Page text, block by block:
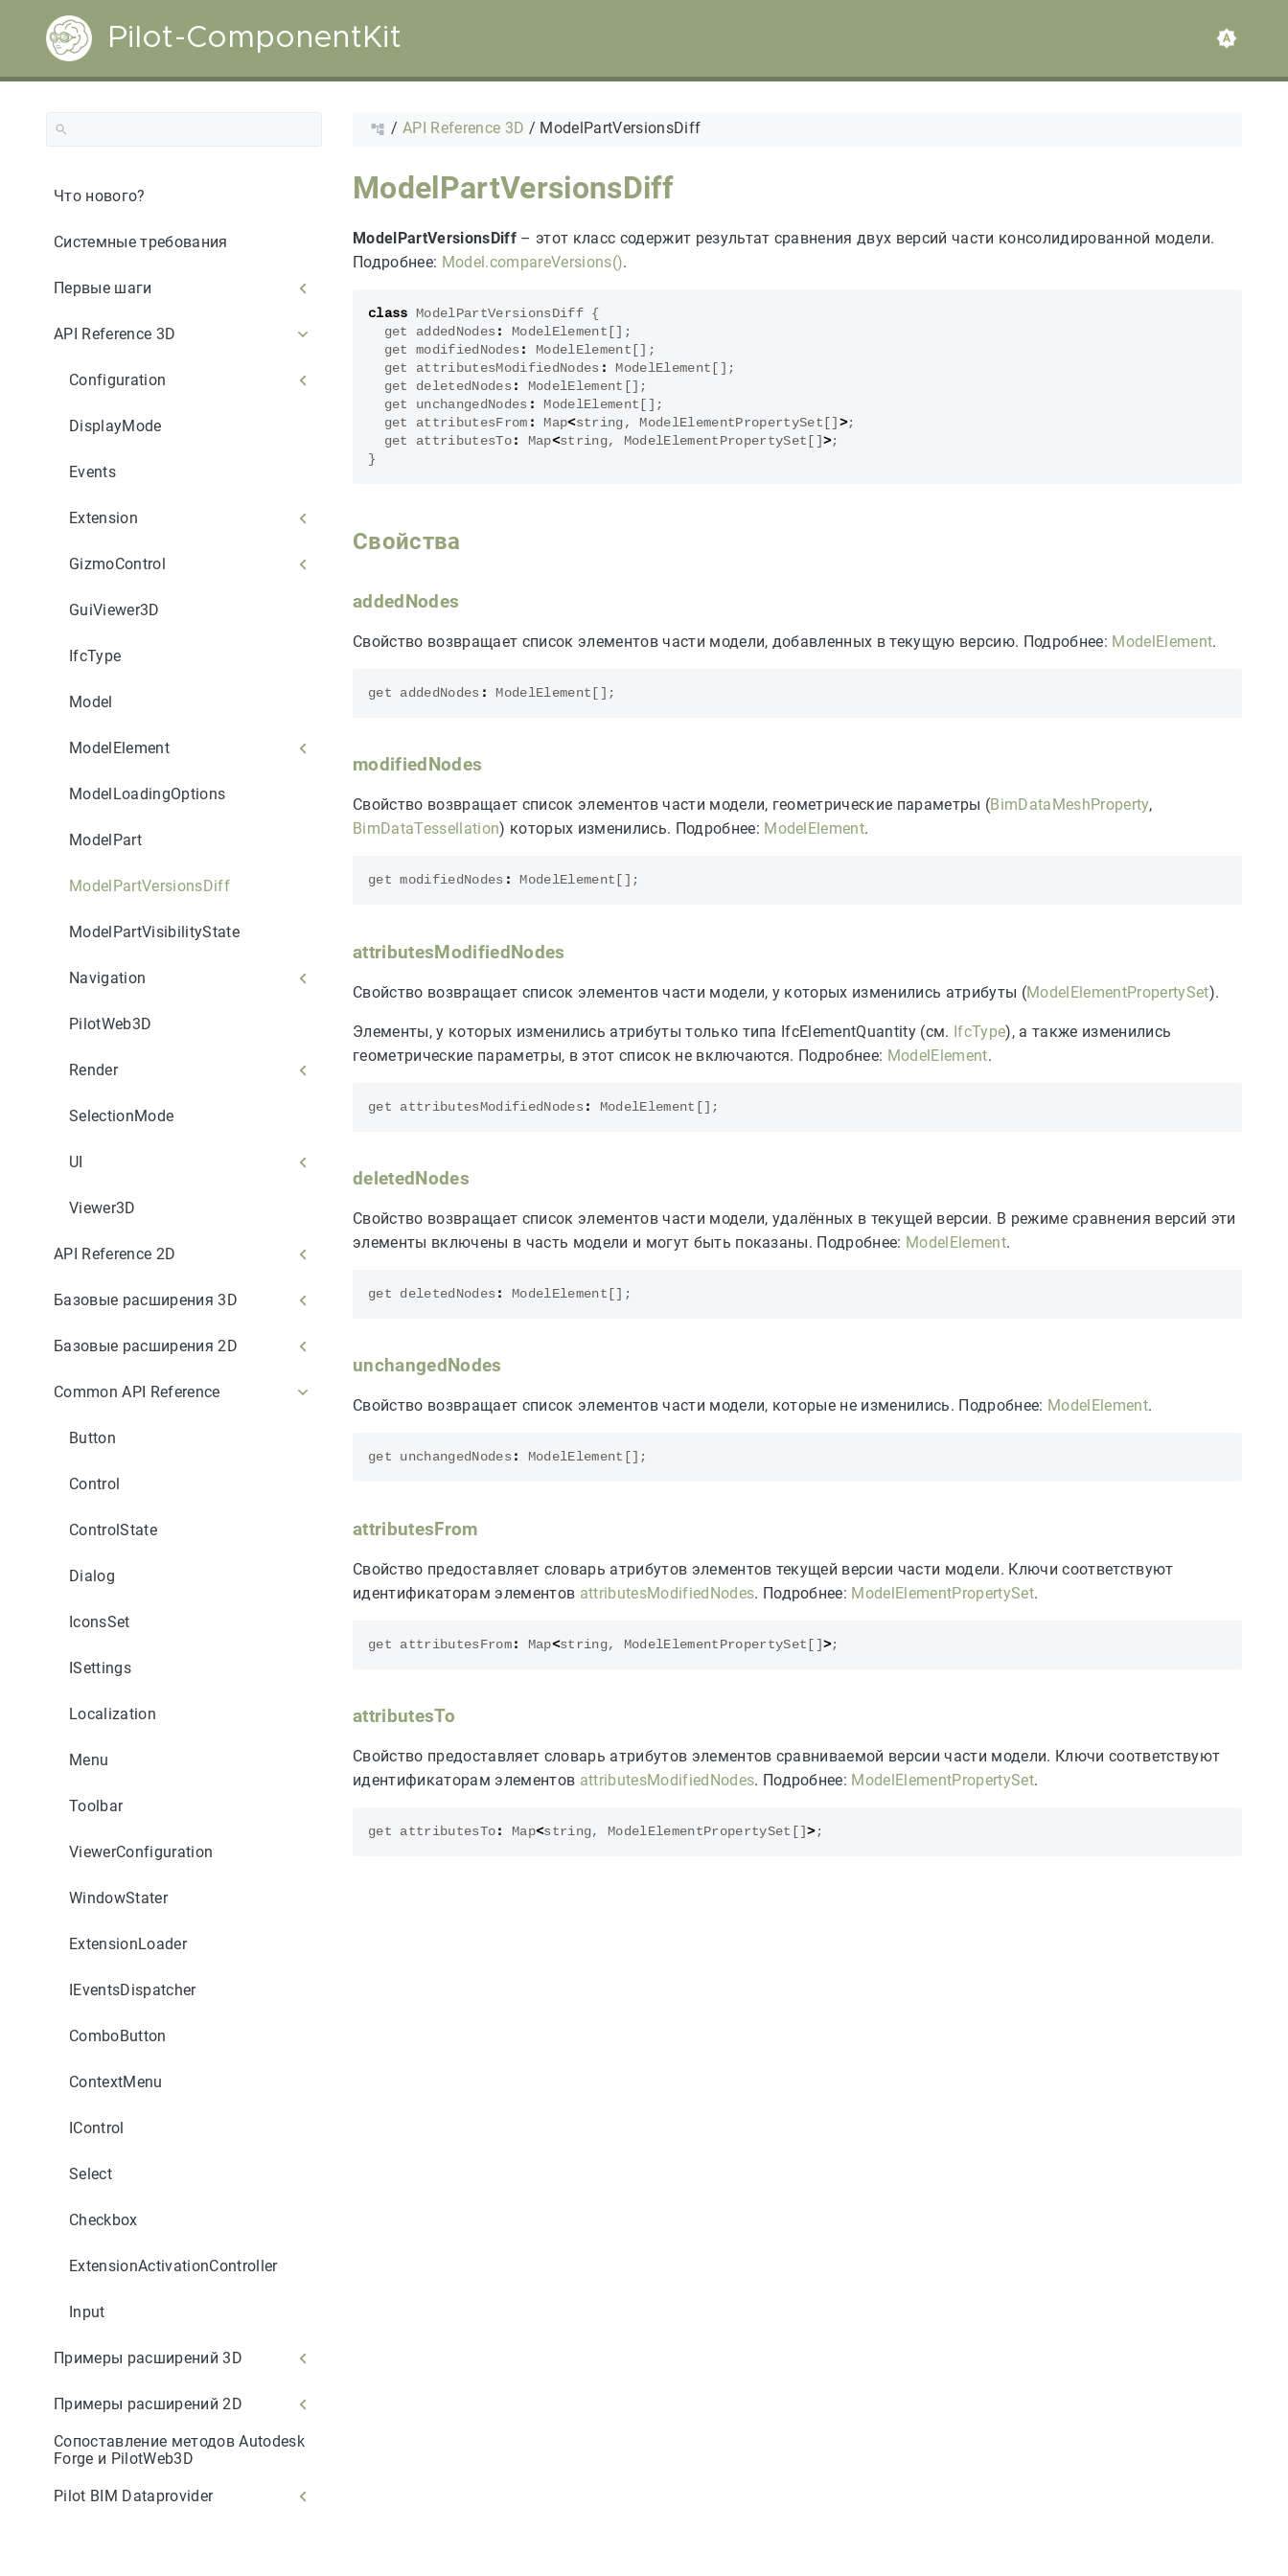
Pilot-ComponentKit
Что нового?
Системные требования
Первые шаги
API Reference 3D
Configuration
DisplayMode
Events
Extension
GizmoControl
GuiViewer3D
IfcType
Model
ModelElement
ModelLoadingOptions
ModelPart
ModelPartVersionsDiff
ModelPartVisibilityState
Navigation
PilotWeb3D
Render
SelectionMode
UI
Viewer3D
API Reference 2D
Базовые расширения 3D
Базовые расширения 2D
Common API Reference
Button
Control
ControlState
Dialog
IconsSet
ISettings
Localization
Menu
Toolbar
ViewerConfiguration
WindowStater
ExtensionLoader
IEventsDispatcher
ComboButton
ContextMenu
IControl
Select
Checkbox
ExtensionActivationController
Input
Примеры расширений 3D
Примеры расширений 2D
Сопоставление методов Autodesk
Forge и PilotWeb3D
Pilot BIM Dataprovider
/API Reference 3D / ModelPartVersionsDiff
ModelPartVersionsDiff
ModelPartVersionsDiff– этот класс содержит результат сравнения двух версий части консолидированной модели.
Подробнее: Model.compareVersions().
class ModelPartVersionsDiff
{
get
addedNodes : ModelElement [];
get
modifiedNodes : ModelElement [];
get
attributesModifiedNodes : ModelElement [];
get
deletedNodes : ModelElement
[];
get
unchangedNodes : ModelElement [];
get
attributesFrom : Map<string , ModelElementPropertySet >;
get
attributesTo: Map<string, ModelElementPropertySet >;
}
Свойства
addedNodes
Свойство возвращает список элементов части модели, добавленных в текущую версию. Подробнее: ModelElement.
get addedNodes : ModelElement [];
modifiedNodes
Свойство возвращает список элементов части модели, геометрические параметры (BimDataMeshProperty,
BimDataTessellation) которых изменились. Подробнее: ModelElement.
get modifiedNodes : ModelElement [];
attributesModifiedNodes
Свойство возвращает список элементов части модели, у которых изменились атрибуты (ModelElementPropertySet).
Элементы, у которых изменились атрибуты только типа IfcElementQuantity (см. IfcType), а также изменились
геометрические параметры, в этот список не включаются. Подробнее: ModelElement.
get attributesModifiedNodes : ModelElement [];
deletedNodes
Свойство возвращает список элементов части модели, удалённых в текущей версии. В режиме сравнения версий эти
элементы включены в часть модели и могут быть показаны. Подробнее: ModelElement.
get deletedNodes : ModelElement [];
unchangedNodes
Свойство возвращает список элементов части модели, которые не изменились. Подробнее: ModelElement.
get unchangedNodes : ModelElement [];
attributesFrom
Свойство предоставляет словарь атрибутов элементов текущей версии части модели. Ключи соответствуют
идентификаторам элементов attributesModifiedNodes. Подробнее: ModelElementPropertySet.
get attributesFrom: Map<string, ModelElementPropertySet >;
attributesTo
Свойство предоставляет словарь атрибутов элементов сравниваемой версии части модели. Ключи соответствуют
идентификаторам элементов attributesModifiedNodes. Подробнее: ModelElementPropertySet.
get attributesTo : Map<string, ModelElementPropertySet []>;